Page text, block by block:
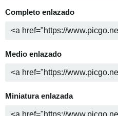
Completo enlazado
Medio enlazado
Miniatura enlazada